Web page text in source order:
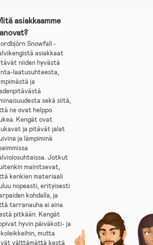
asiakkaamme
Snowfall -
asiakkaat
niiden hyvästä
laatusuhteesta,
ja
sekä siitä,
ne ovat helppo
Kengät ovat
ja pitävät jalat
ja lämpiminä
Jotkut
mainitsevat,
kenkien materiaali
nopeasti, erityisesti
kohdalla, ja
tarranauha ei aina
pitkään. Kengät
hyvin päiväkoti- ja
mutta
välttämättä kestä